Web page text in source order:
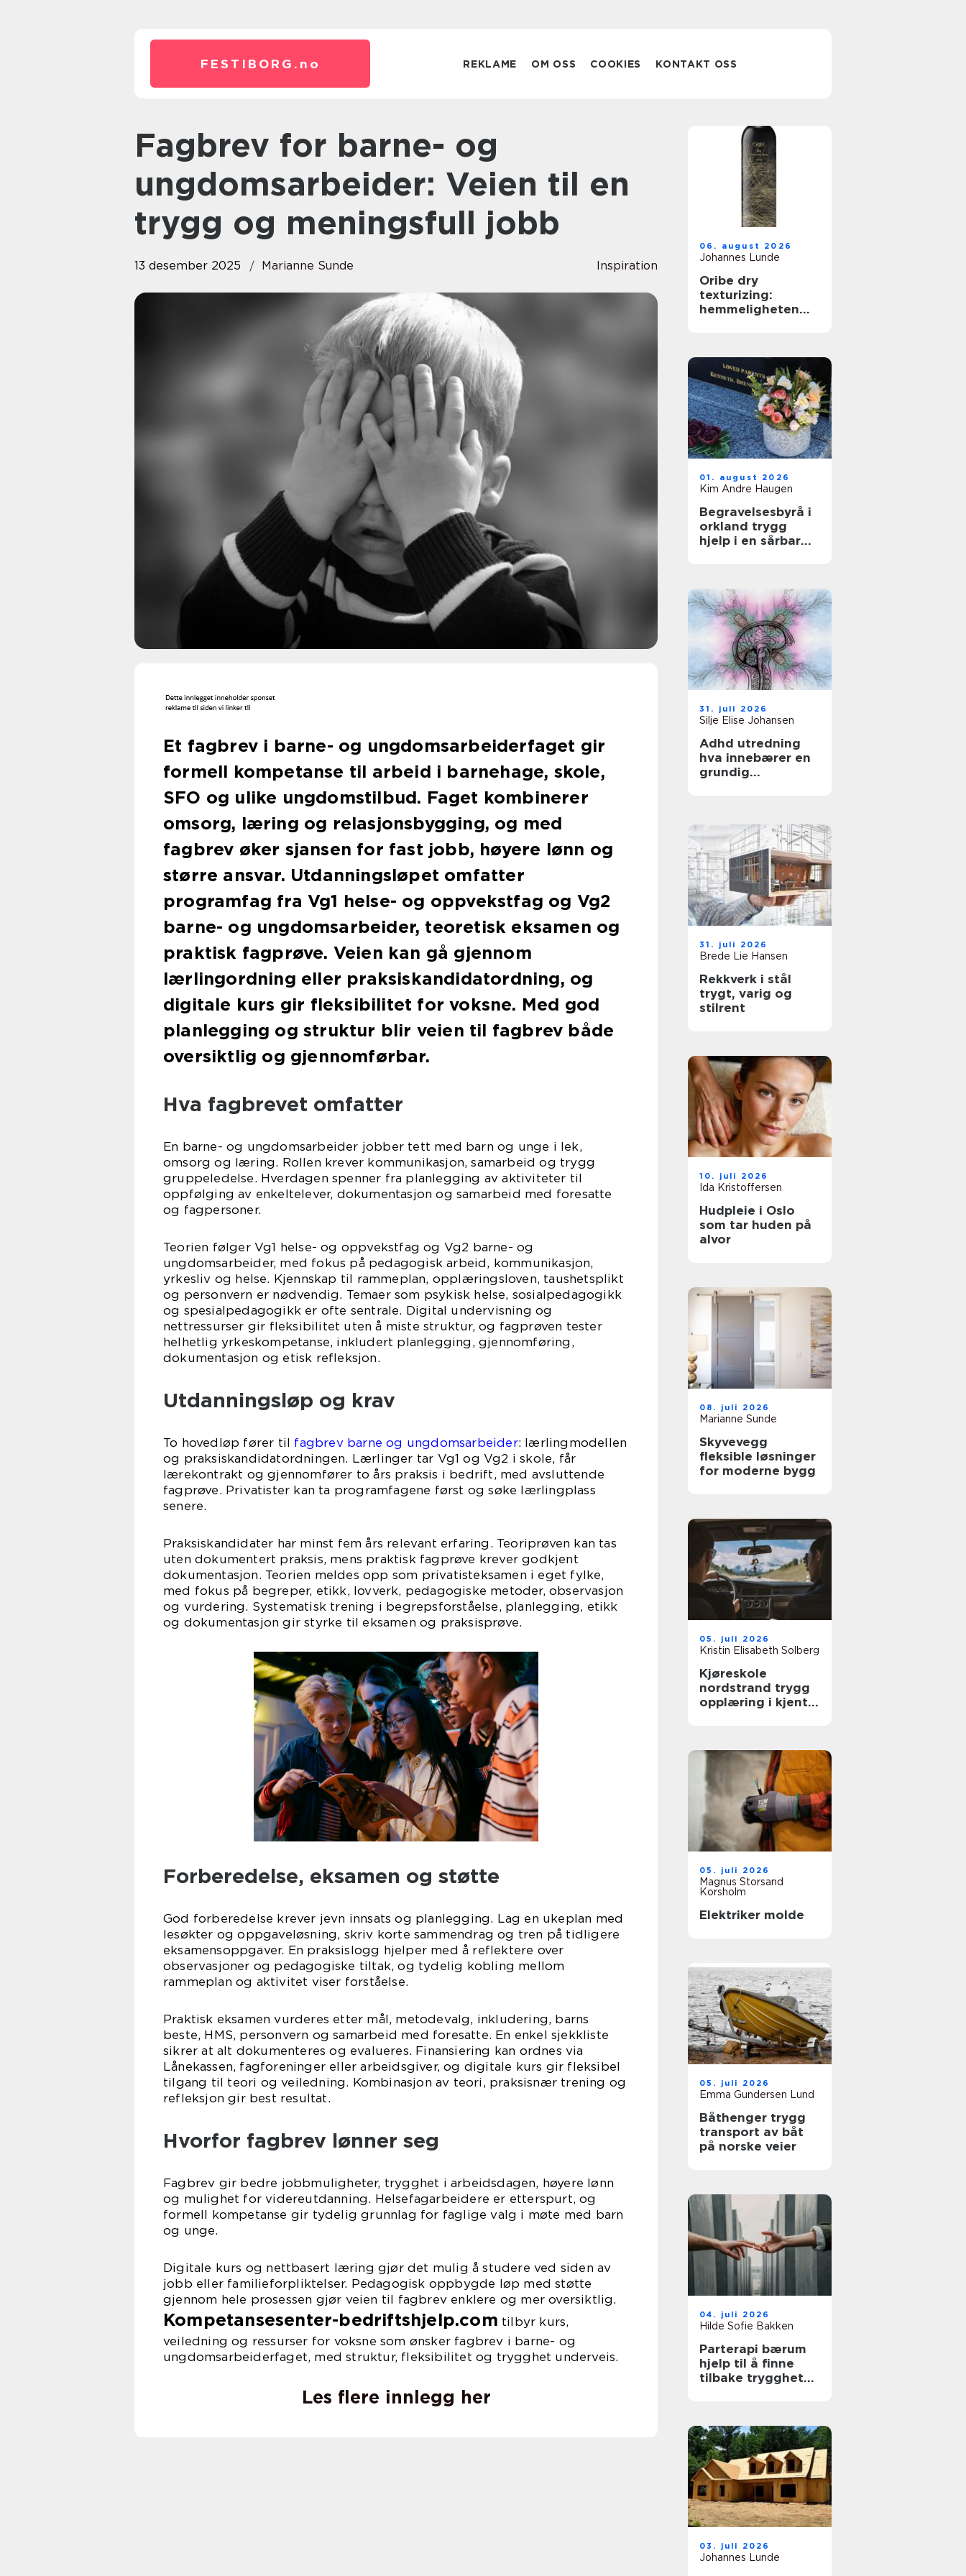
FESTIBORG. no REKLAME OM OSS COOKIES KONTAKT OSS
Fagbrev for barne- og
ungdomsarbeider: Veien til en
trygg og meningsfull jobb
13 desember 2025 Marianne Sunde Inspiration
Et fagbrev i barne- og ungdomsarbeiderfaget gir
formell kompetanse til arbeid i barnehage, skole,
SFO og ulike ungdomstilbud. Faget kombinerer
omsorg, læring og relasjonsbygging, og med
fagbrev øker sjansen for fast jobb, høyere lønn og
større ansvar. Utdanningsløpet omfatter
programfag fra Vg1 helse- og oppvekstfag og Vg2
barne- og ungdomsarbeider, teoretisk eksamen og
praktisk fagprøve. Veien kan gå gjennom
lærlingordning eller praksiskandidatordning, og
digitale kurs gir fleksibilitet for voksne. Med god
planlegging og struktur blir veien til fagbrev både
oversiktlig og gjennomførbar.
Hva fagbrevet omfatter
En barne- og ungdomsarbeider jobber tett med barn og unge i lek,
omsorg og læring. Rollen krever kommunikasjon, samarbeid og trygg
gruppeledelse. Hverdagen spenner fra planlegging av aktiviteter til
oppfølging av enkeltelever, dokumentasjon og samarbeid med foresatte
og fagpersoner.
Teorien følger Vg1 helse- og oppvekstfag og Vg2 barne- og
ungdomsarbeider, med fokus på pedagogisk arbeid, kommunikasjon,
yrkesliv og helse. Kjennskap til rammeplan, opplæringsloven, taushetsplikt
og personvern er nødvendig. Temaer som psykisk helse, sosialpedagogikk
og spesialpedagogikk er ofte sentrale. Digital undervisning og
nettressurser gir fleksibilitet uten å miste struktur, og fagprøven tester
helhetlig yrkeskompetanse, inkludert planlegging, gjennomføring,
dokumentasjon og etisk refleksjon.
Utdanningsløp og krav
To hovedløp fører til fagbrev barne og ungdomsarbeider: lærlingmodellen
og praksiskandidatordningen. Lærlinger tar Vg1 og Vg2 i skole, får
lærekontrakt og gjennomfører to års praksis i bedrift, med avsluttende
fagprøve. Privatister kan ta programfagene først og søke lærlingplass
senere.
Praksiskandidater har minst fem års relevant erfaring. Teoriprøven kan tas
uten dokumentert praksis, mens praktisk fagprøve krever godkjent
dokumentasjon. Teorien meldes opp som privatisteksamen i eget fylke,
med fokus på begreper, etikk, lovverk, pedagogiske metoder, observasjon
og vurdering. Systematisk trening i begrepsforståelse, planlegging, etikk
og dokumentasjon gir styrke til eksamen og praksisprøve.
Forberedelse, eksamen og støtte
God forberedelse krever jevn innsats og planlegging. Lag en ukeplan med
lesøkter og oppgaveløsning, skriv korte sammendrag og tren på tidligere
eksamensoppgaver. En praksislogg hjelper med å reflektere over
observasjoner og pedagogiske tiltak, og tydelig kobling mellom
rammeplan og aktivitet viser forståelse.
Praktisk eksamen vurderes etter mål, metodevalg, inkludering, barns
beste, HMS, personvern og samarbeid med foresatte. En enkel sjekkliste
sikrer at alt dokumenteres og evalueres. Finansiering kan ordnes via
Lånekassen, fagforeninger eller arbeidsgiver, og digitale kurs gir fleksibel
tilgang til teori og veiledning. Kombinasjon av teori, praksisnær trening og
refleksjon gir best resultat.
Hvorfor fagbrev lønner seg
Fagbrev gir bedre jobbmuligheter, trygghet i arbeidsdagen, høyere lønn
og mulighet for videreutdanning. Helsefagarbeidere er etterspurt, og
formell kompetanse gir tydelig grunnlag for faglige valg i møte med barn
og unge.
Digitale kurs og nettbasert læring gjør det mulig å studere ved siden av
jobb eller familieforpliktelser. Pedagogisk oppbygde løp med støtte
gjennom hele prosessen gjør veien til fagbrev enklere og mer oversiktlig.
Kompetansesenter-bedriftshjelp.com tilbyr kurs,
veiledning og ressurser for voksne som ønsker fagbrev i barne- og
ungdomsarbeiderfaget, med struktur, fleksibilitet og trygghet underveis.
Les flere innlegg her
06. august 2026
Johannes Lunde
Oribe dry
texturizing:
hemmeligheten
01. august 2026
Kim Andre Haugen
Begravelsesbyrå i
orkland trygg
hjelp i en sårbar
31. juli 2026
Silje Elise Johansen
Adhd utredning
hva innebærer en
grundig
31. juli 2026
Brede Lie Hansen
Rekkverk i stål
trygt, varig og
stilrent
10. juli 2026
Ida Kristoffersen
Hudpleie i Oslo
som tar huden på
alvor
08. juli 2026
Marianne Sunde
Skyvevegg
fleksible løsninger
for moderne bygg
05. juli 2026
Kristin Elisabeth Solberg
Kjøreskole
nordstrand trygg
opplæring i kjente
05. juli 2026
Magnus Storsand
Korsholm
Elektriker molde
05. juli 2026
Emma Gundersen Lund
Båthenger trygg
transport av båt
på norske veier
04. juli 2026
Hilde Sofie Bakken
Parterapi bærum
hjelp til å finne
tilbake trygghet
03. juli 2026
Johannes Lunde